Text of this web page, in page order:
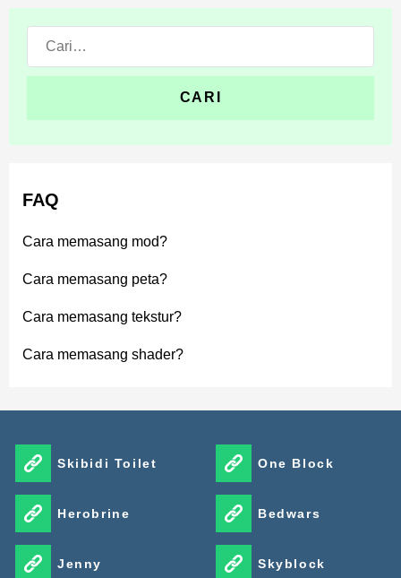
Cari:
FAQ
Cara memasang mod?
Cara memasang peta?
Cara memasang tekstur?
Cara memasang shader?
Skibidi Toilet
Herobrine
Jenny
One Block
Bedwars
Skyblock